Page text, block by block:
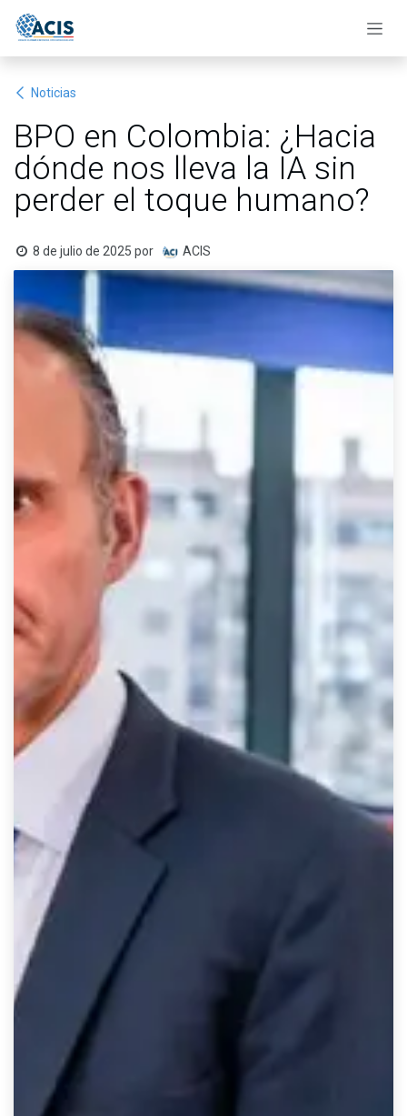
Noticias
BPO en Colombia: ¿Hacia
dónde nos lleva la IA sin
perder el toque humano?
8 de julio de 2025 por ACIS